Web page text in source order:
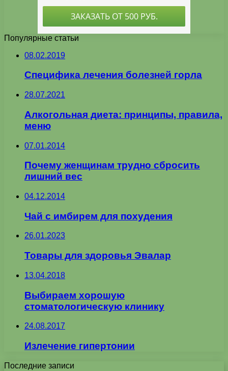
Популярные статьи
08.02.2019
Специфика лечения болезней горла
28.07.2021
Алкогольная диета: принципы, правила,
меню
07.01.2014
Почему женщинам трудно сбросить
лишний вес
04.12.2014
Чай с имбирем для похудения
26.01.2023
Товары для здоровья Эвалар
13.04.2018
Выбираем хорошую
стоматологическую клинику
24.08.2017
Излечение гипертонии
Последние записи